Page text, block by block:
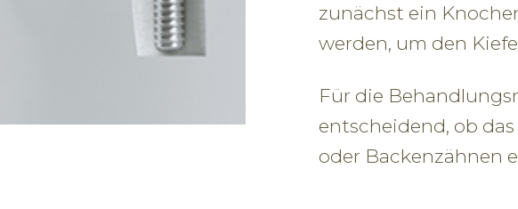
zunächst ein
werden, um den
Für die
entscheidend, ob
oder Backenzähnen